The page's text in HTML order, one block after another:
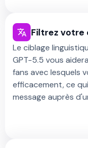
Filtrez votre
Le ciblage
GPT-5.5 vous
fans avec lesquels
efficacement, ce
message auprès